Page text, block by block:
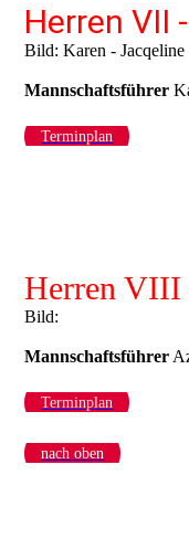
Herren VII
Bild: Karen -
Mannschaftsführer
Terminplan
Herren VIII
Bild:
Mannschaftsführer
Terminplan
nach oben